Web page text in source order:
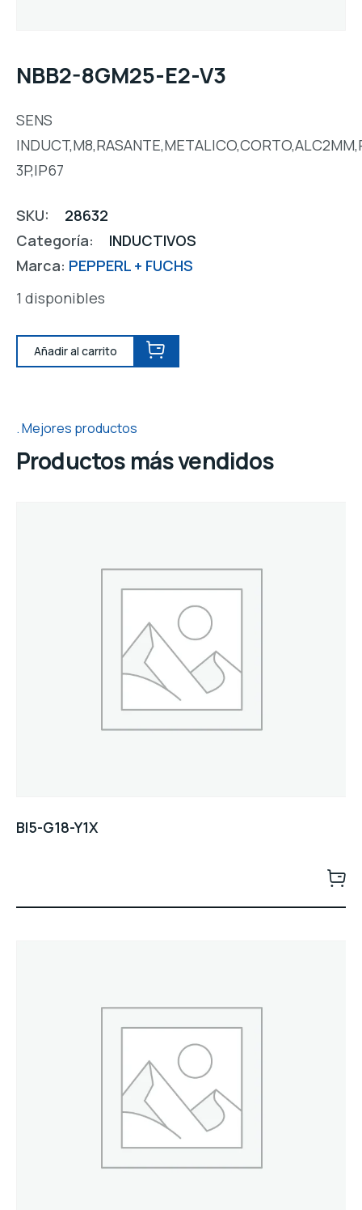
NBB2-8GM25-E2-V3
SENS
3P,IP67
SKU:
28632
Categoría:
INDUCTIVOS
Marca: PEPPERL + FUCHS
1 disponibles
Añadir al carrito
Mejores productos
Productos más vendidos
BI5-G18-Y1X